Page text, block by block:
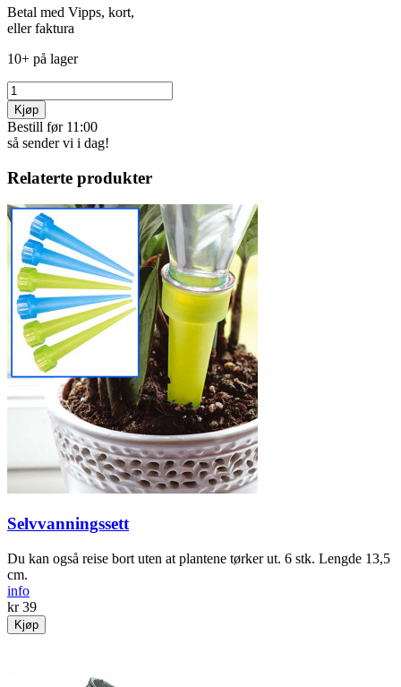
Betal med Vipps, kort,
eller faktura
10+ på lager
Kjøp
Bestill før 11:00
så sender vi i dag!
Relaterte produkter
Selvvanningssett
Du kan også reise bort uten at plantene tørker ut. 6 stk. Lengde 13,5
cm.
info
kr 39
Kjøp